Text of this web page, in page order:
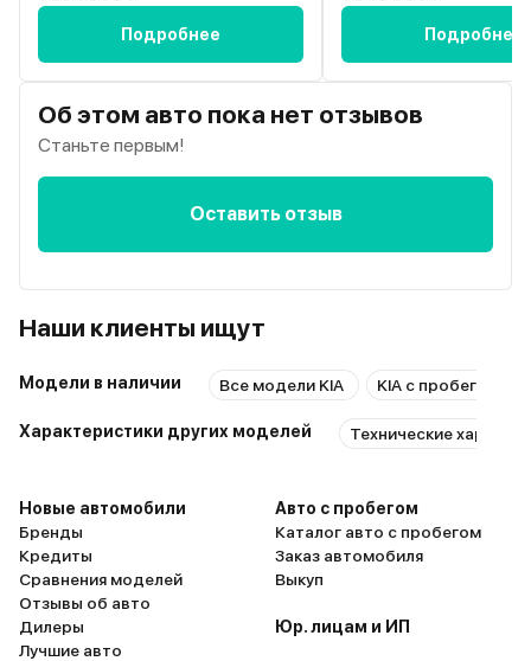
Подробнее Подробнее
Об этом авто пока нет отзывов
Станьте первым!
Оставить отзыв
Наши клиенты ищут
Модели в наличии Все модели KIA KIA с пробегом
Характеристики других моделей Технические
Новые автомобили
Бренды
Кредиты
Сравнения моделей
Отзывы об авто
Дилеры
Лучшие авто
Авто с пробегом
Каталог авто с пробегом
Заказ автомобиля
Выкуп
Юр. лицам и ИП